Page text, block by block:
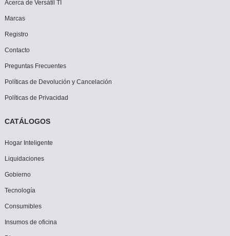
Acerca de Versátil TI
Marcas
Registro
Contacto
Preguntas Frecuentes
Políticas de Devolución y Cancelación
Políticas de Privacidad
CATÁLOGOS
Hogar Inteligente
Liquidaciones
Gobierno
Tecnología
Consumibles
Insumos de oficina